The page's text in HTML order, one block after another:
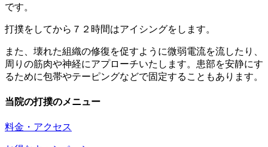
です。
打撲をしてから７２時間はアイシングをします。
また、壊れた組織の修復を促すように微弱電流を流したり、
周りの筋肉や神経にアプローチいたします。患部を安静にす
るために包帯やテーピングなどで固定することもあります。
当院の打撲のメニュー
料金・アクセス